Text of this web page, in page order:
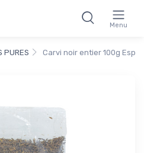
Menu
PURES Carvi noir entier 100g Espig